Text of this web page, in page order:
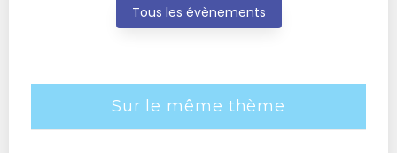
Tous les évènements
Sur le même thème